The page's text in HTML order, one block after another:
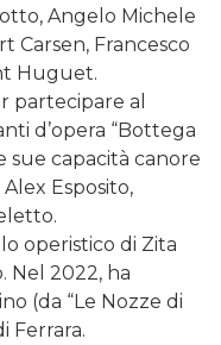
Angelo Michele
Carsen, Francesco
Huguet.
partecipare al
d’opera “Bottega
sue capacità canore
Esposito,
operistico di Zita
Nel 2022, ha
(da “Le Nozze di
Ferrara.